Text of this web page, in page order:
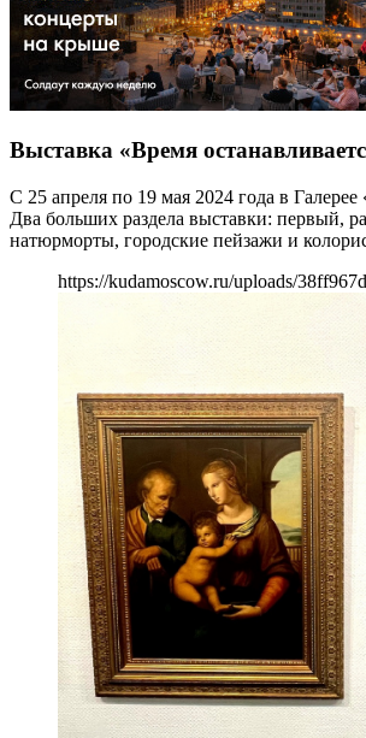
Выставка «Время
С 25 апреля по 19 мая 2024 года в
Два больших раздела выставки: первый,
натюрморты, городские пейзажи и
https://kudamoscow.ru/uploads/